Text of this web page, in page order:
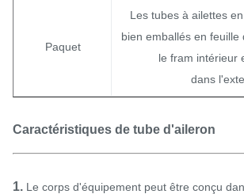
Paquet
Les tubes à ailettes
bien emballés en feuille
le fram intérieur
dans
Caractéristiques de tube d'aileron
1. Le corps d'équipement peut être conçu